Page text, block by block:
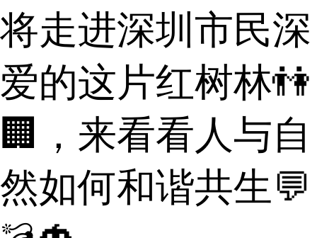
将走进深圳市民深
爱的这片红树林👫
🏢，来看看人与自
然如何和谐共生💬